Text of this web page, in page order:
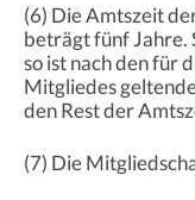
(6) Die Amtszeit
beträgt fünf Jahre.
so ist nach den für
Mitgliedes
den Rest der
(7) Die